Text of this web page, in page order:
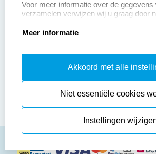
Productinformatie:
Instructiepagina
Safety Sheets
Sitemap
Voor meer informatie over de gegevens
verzamelen verwijzen wij u graag door
Meer informatie
Akkoord met alle
Niet essentiële cookies
Instellingen